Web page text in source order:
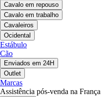
Cavalo em repouso
Cavalo em trabalho
Cavaleiros
Ocidental
Estábulo
Cão
Enviados em 24H
Outlet
Marcas
Assistência pós-venda na França